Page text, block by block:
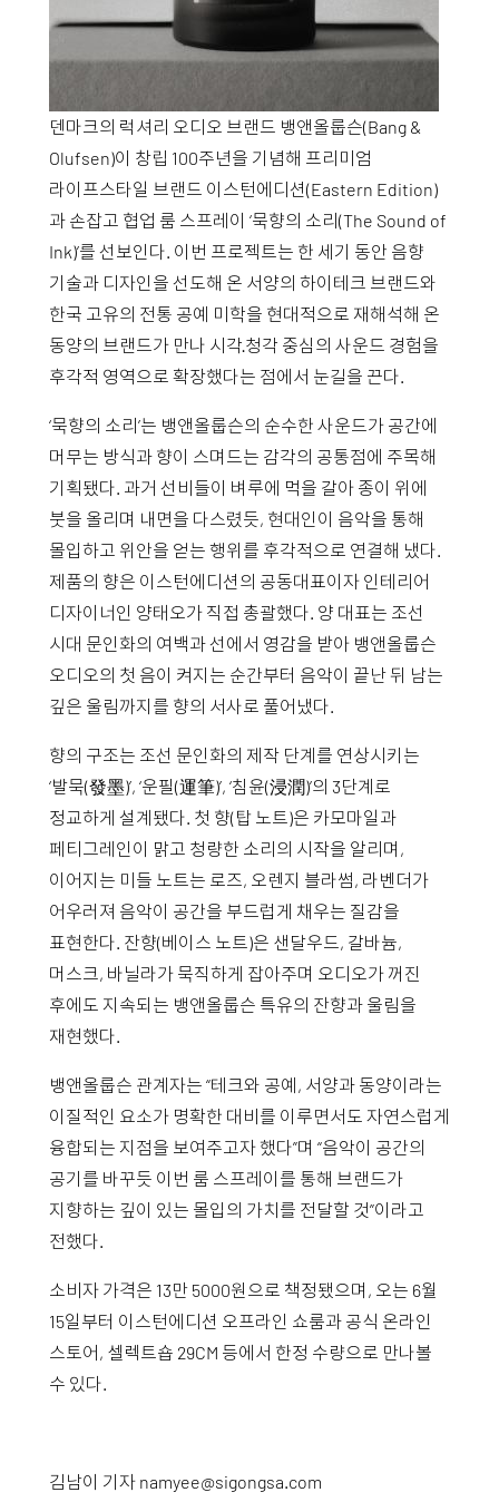
덴마크의 럭셔리 오디오 브랜드 뱅앤올룹슨(Bang &
Olufsen)이 창립 100주년을 기념해 프리미엄
라이프스타일 브랜드 이스턴에디션(Eastern Edition)
과 손잡고 협업 룸 스프레이 ‘묵향의 소리(The Sound of
Ink)’를 선보인다. 이번 프로젝트는 한 세기 동안 음향
기술과 디자인을 선도해 온 서양의 하이테크 브랜드와
한국 고유의 전통 공예 미학을 현대적으로 재해석해 온
동양의 브랜드가 만나 시각·청각 중심의 사운드 경험을
후각적 영역으로 확장했다는 점에서 눈길을 끈다.
‘묵향의 소리’는 뱅앤올룹슨의 순수한 사운드가 공간에
머무는 방식과 향이 스며드는 감각의 공통점에 주목해
기획됐다. 과거 선비들이 벼루에 먹을 갈아 종이 위에
붓을 올리며 내면을 다스렸듯, 현대인이 음악을 통해
몰입하고 위안을 얻는 행위를 후각적으로 연결해 냈다.
제품의 향은 이스턴에디션의 공동대표이자 인테리어
디자이너인 양태오가 직접 총괄했다. 양 대표는 조선
시대 문인화의 여백과 선에서 영감을 받아 뱅앤올룹슨
오디오의 첫 음이 켜지는 순간부터 음악이 끝난 뒤 남는
깊은 울림까지를 향의 서사로 풀어냈다.
향의 구조는 조선 문인화의 제작 단계를 연상시키는
‘발묵(發墨)’, ‘운필(運筆)’, ‘침윤(浸潤)’의 3단계로
정교하게 설계됐다. 첫 향(탑 노트)은 카모마일과
페티그레인이 맑고 청량한 소리의 시작을 알리며,
이어지는 미들 노트는 로즈, 오렌지 블라썸, 라벤더가
어우러져 음악이 공간을 부드럽게 채우는 질감을
표현한다. 잔향(베이스 노트)은 샌달우드, 갈바늄,
머스크, 바닐라가 묵직하게 잡아주며 오디오가 꺼진
후에도 지속되는 뱅앤올룹슨 특유의 잔향과 울림을
재현했다.
뱅앤올룹슨 관계자는 “테크와 공예, 서양과 동양이라는
이질적인 요소가 명확한 대비를 이루면서도 자연스럽게
융합되는 지점을 보여주고자 했다”며 “음악이 공간의
공기를 바꾸듯 이번 룸 스프레이를 통해 브랜드가
지향하는 깊이 있는 몰입의 가치를 전달할 것”이라고
전했다.
소비자 가격은 13만 5000원으로 책정됐으며, 오는 6월
15일부터 이스턴에디션 오프라인 쇼룸과 공식 온라인
스토어, 셀렉트숍 29CM 등에서 한정 수량으로 만나볼
수 있다.
김남이 기자 namyee@sigongsa.com